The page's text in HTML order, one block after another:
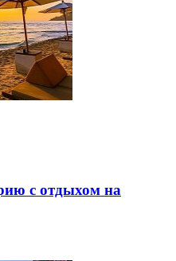
с отдыхом на